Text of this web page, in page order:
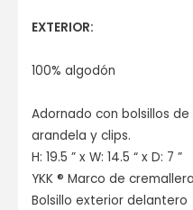
EXTERIOR:
100% algodón
Adornado con bolsillos
arandela y clips.
H: 19.5 ” x W: 14.5 “ x D: 7 ”
YKK ® Marco de cremallera
Bolsillo exterior delantero